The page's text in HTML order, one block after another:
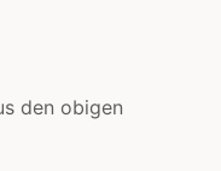
den obigen